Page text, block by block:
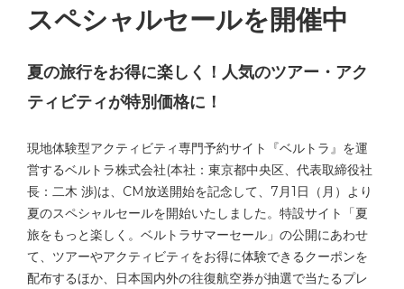
スペシャルセールを開催中
夏の旅行をお得に楽しく！人気のツアー・アク
ティビティが特別価格に！
現地体験型アクティビティ専門予約サイト『ベルトラ』を運
営するベルトラ株式会社(本社：東京都中央区、代表取締役社
長：二木 渉)は、CM放送開始を記念して、7月1日（月）より
夏のスペシャルセールを開始いたしました。特設サイト「夏
旅をもっと楽しく。ベルトラサマーセール」の公開にあわせ
て、ツアーやアクティビティをお得に体験できるクーポンを
配布するほか、日本国内外の往復航空券が抽選で当たるプレ